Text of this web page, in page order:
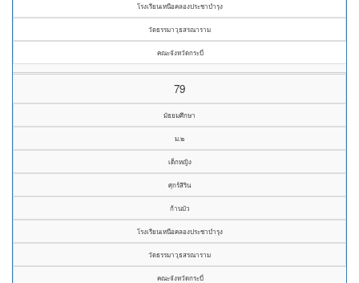
โรงเรียนเหนือคลองประชาบำรุง
วัดธรรมาวุธสรณาราม
คณะจังหวัดกระบี่
79
มัธยมศึกษา
ม.๒
เด็กหญิง
ศุกร์สิริน
ก้านบัว
โรงเรียนเหนือคลองประชาบำรุง
วัดธรรมาวุธสรณาราม
คณะจังหวัดกระบี่